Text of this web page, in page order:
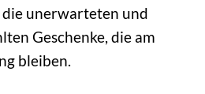
die unerwarteten und
Geschenke, die am
bleiben.